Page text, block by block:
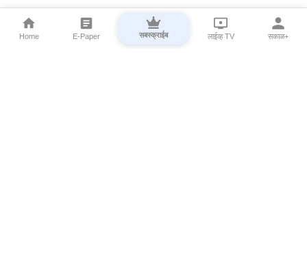
Home E-Paper सबस्क्राईब लाईव्ह TV सकाळ+